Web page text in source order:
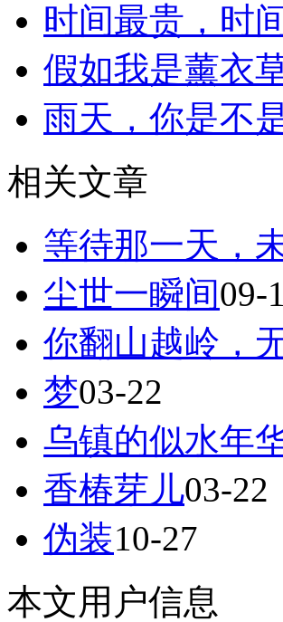
时间最贵，时
假如我是薰衣
雨天，你是不
相关文章
等待那一天，
尘世一瞬间09-
你翻山越岭，
梦03-22
乌镇的似水年
香椿芽儿03-22
伪装10-27
本文用户信息